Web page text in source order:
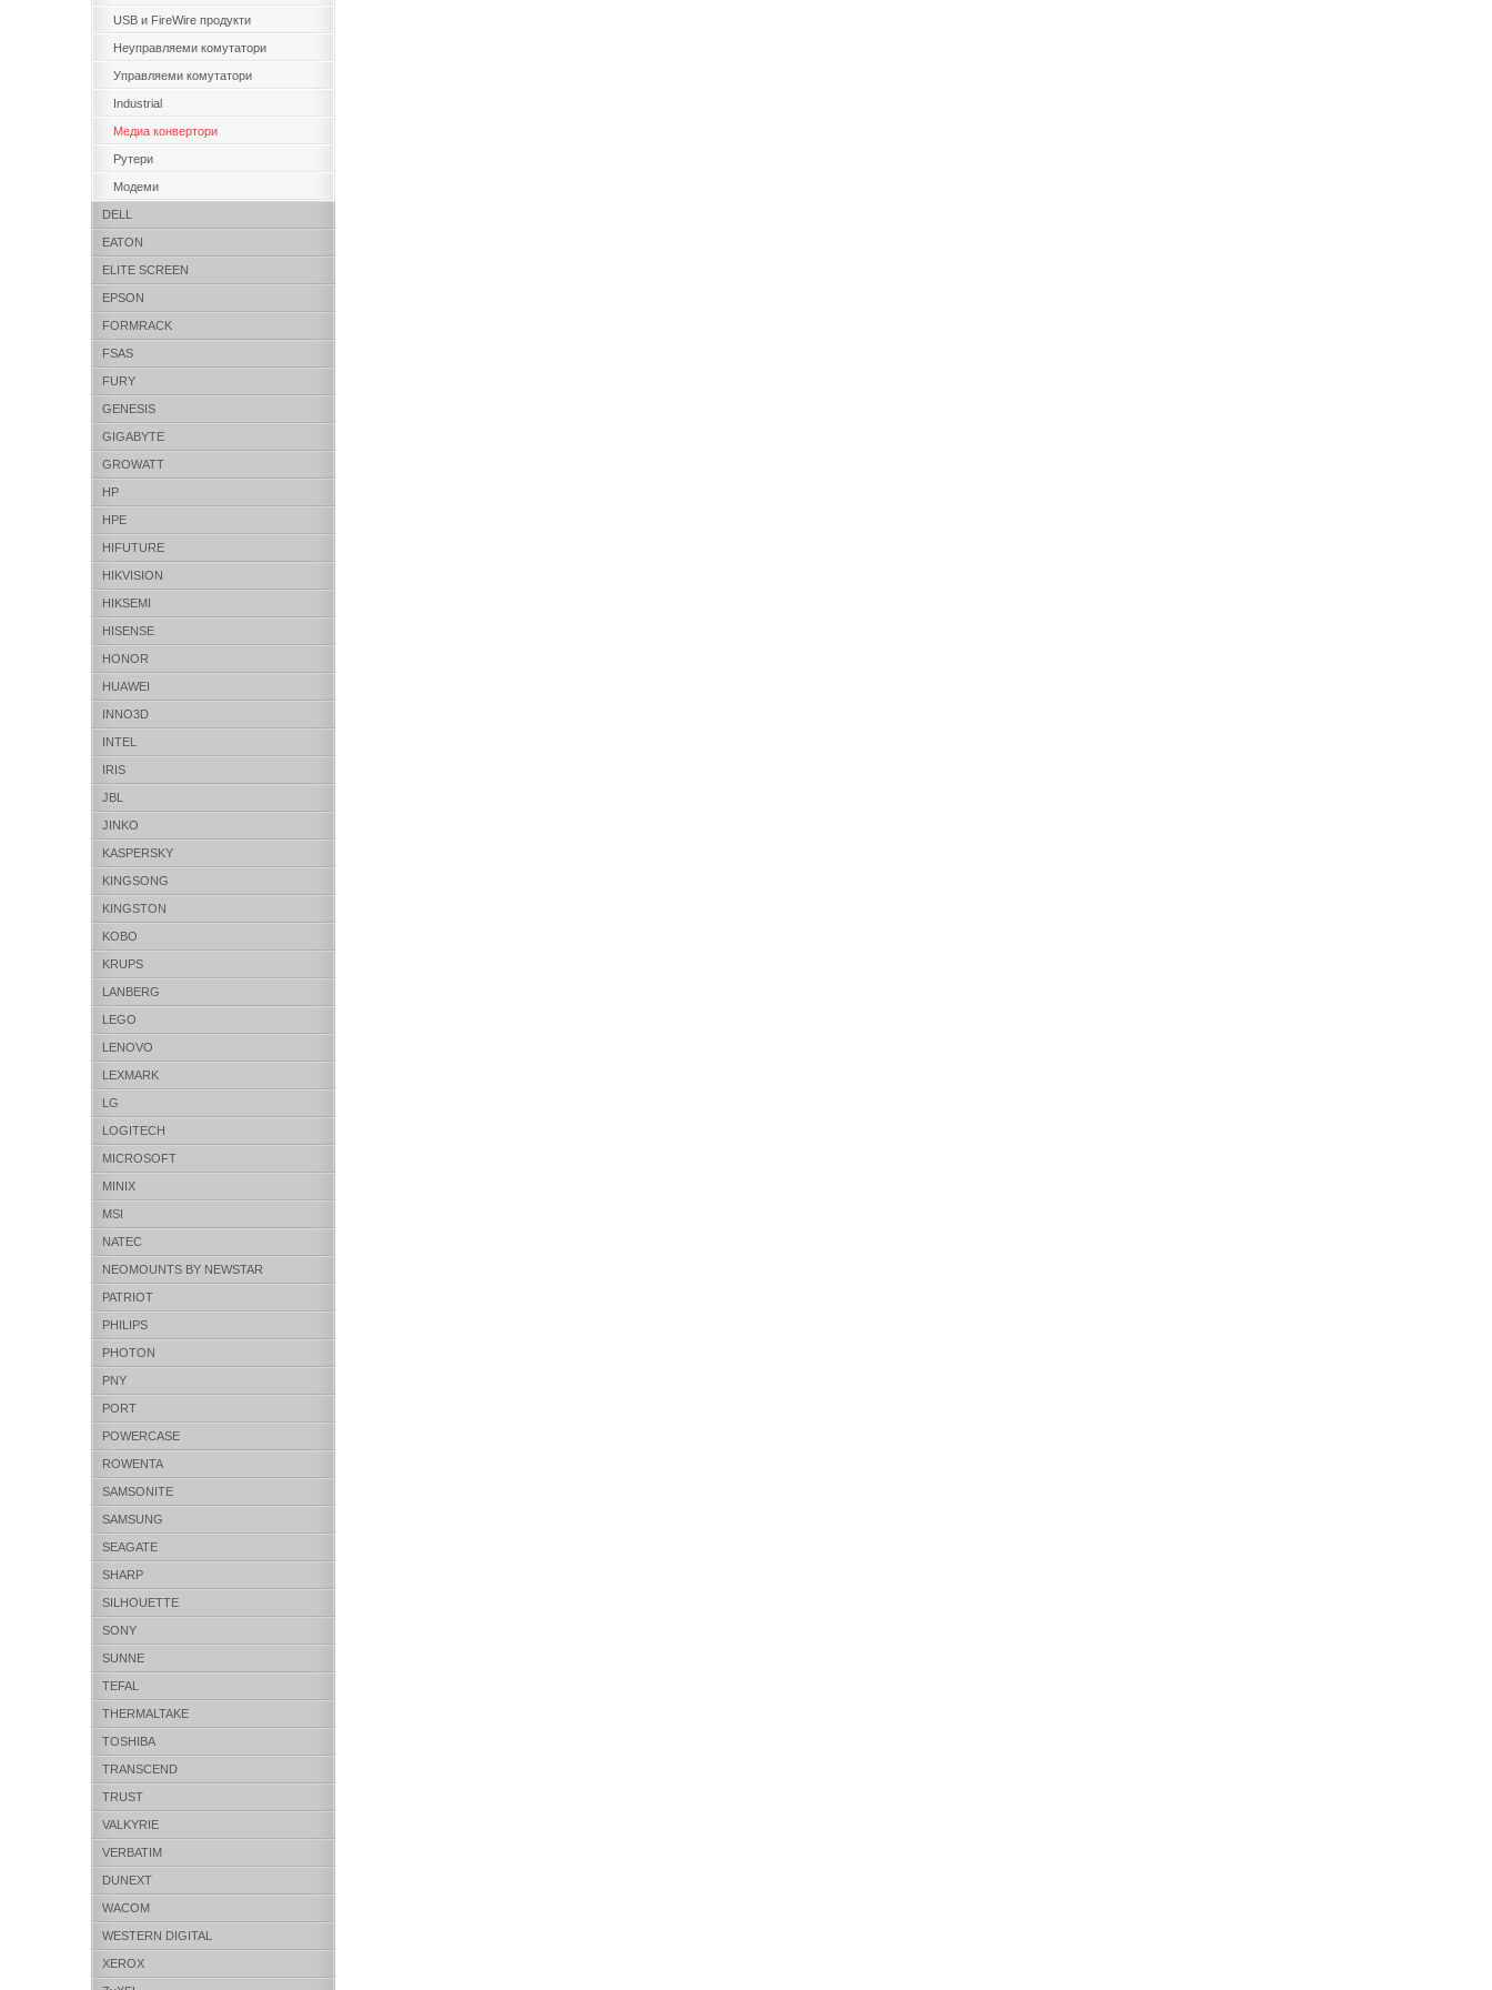
USB и FireWire продукти
Неуправляеми комутатори
Управляеми комутатори
Industrial
Медиа конвертори
Рутери
Модеми
DELL
EATON
ELITE SCREEN
EPSON
FORMRACK
FSAS
FURY
GENESIS
GIGABYTE
GROWATT
HP
HPE
HIFUTURE
HIKVISION
HIKSEMI
HISENSE
HONOR
HUAWEI
INNO3D
INTEL
IRIS
JBL
JINKO
KASPERSKY
KINGSONG
KINGSTON
KOBO
KRUPS
LANBERG
LEGO
LENOVO
LEXMARK
LG
LOGITECH
MICROSOFT
MINIX
MSI
NATEC
NEOMOUNTS BY NEWSTAR
PATRIOT
PHILIPS
PHOTON
PNY
PORT
POWERCASE
ROWENTA
SAMSONITE
SAMSUNG
SEAGATE
SHARP
SILHOUETTE
SONY
SUNNE
TEFAL
THERMALTAKE
TOSHIBA
TRANSCEND
TRUST
VALKYRIE
VERBATIM
DUNEXT
WACOM
WESTERN DIGITAL
XEROX